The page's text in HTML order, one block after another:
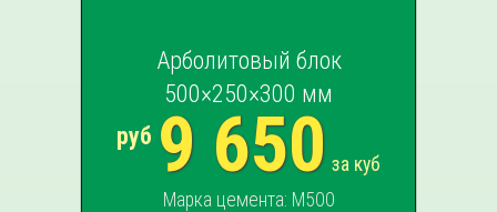
Арболитовый блок
500×250×300 мм
руб 9 650 за куб
Марка цемента: М500